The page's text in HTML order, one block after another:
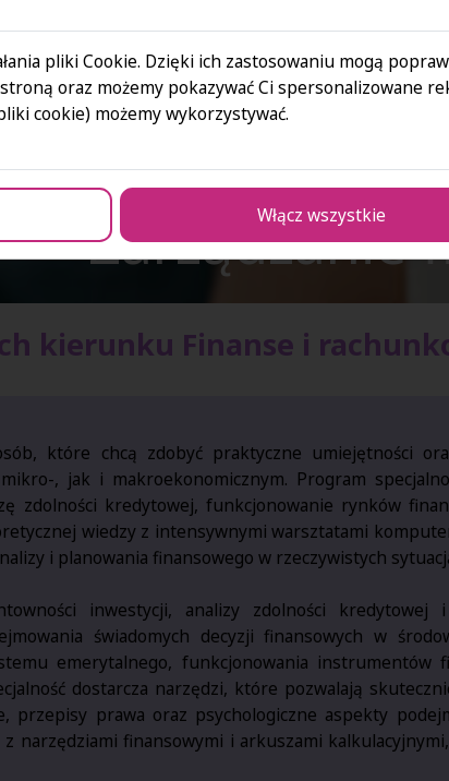
Zarządzanie
kierunku Finanse i
które chcą zdobyć praktyczne umiejętności
, jak i makroekonomicznym. Program
zdolności kredytowej, funkcjonowanie rynków
wiedzy z intensywnymi warsztatami
i planowania finansowego w rzeczywistych
inwestycji, analizy zdolności kredytowej
świadomych decyzji finansowych w
emerytalnego, funkcjonowania instrumentów
dostarcza narzędzi, które pozwalają
prawa oraz psychologiczne aspekty
narzędziami finansowymi i arkuszami
pliki Cookie. Dzięki ich zastosowaniu mogą
oraz możemy pokazywać Ci spersonalizowane
cookie) możemy wykorzystywać.
Włącz wszystkie